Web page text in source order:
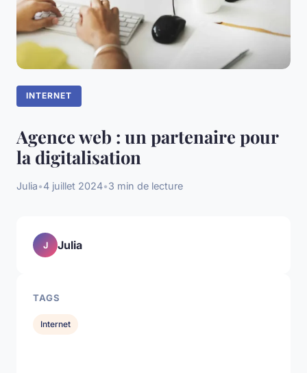
INTERNET
Agence web : un partenaire pour
la digitalisation
Julia•4 juillet 2024•3 min de lecture
J Julia
TAGS
Internet